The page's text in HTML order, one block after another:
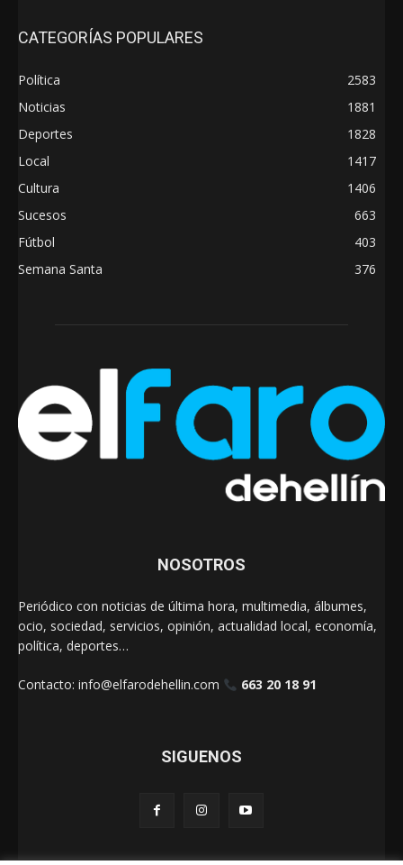
CATEGORÍAS POPULARES
Política
2583
Noticias
1881
Deportes
1828
Local
1417
Cultura
1406
Sucesos
663
Fútbol
403
Semana Santa
376
NOSOTROS
Periódico con noticias de última hora, multimedia, álbumes,
ocio, sociedad, servicios, opinión, actualidad local, economía,
política, deportes…
Contacto: info@elfarodehellin.com 663 20 18 91
SIGUENOS